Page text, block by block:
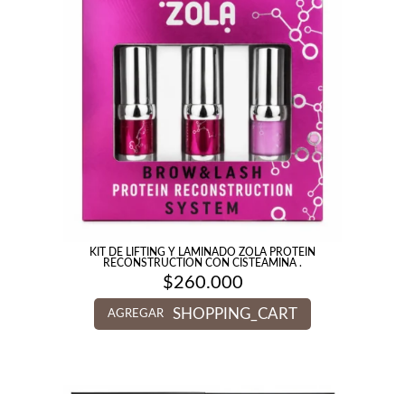
KIT DE LIFTING Y LAMINADO ZOLA PROTEIN
RECONSTRUCTION CON CISTEAMINA .
$260.000
AGREGAR SHOPPING_CART